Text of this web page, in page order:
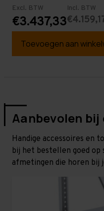
Excl. BTW
€3.437,33
Incl. BTW
Toevoegen aan
Aanbevolen
Handige accessoires en
bij het bestellen goed
afmetingen die horen bij